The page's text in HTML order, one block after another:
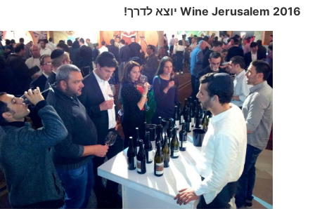
Wine Jerusalem 2016יוצא לדרך!